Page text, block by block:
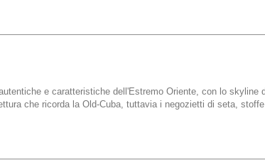
e caratteristiche dell'Estremo Oriente, con lo skyline
che ricorda la Old-Cuba, tuttavia i negozietti di seta, stoffe